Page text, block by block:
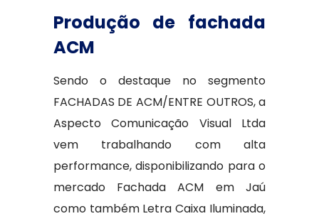
Produção de fachada
ACM
Sendo o destaque no segmento
FACHADAS DE ACM/ENTRE OUTROS, a
Aspecto Comunicação Visual Ltda
vem trabalhando com alta
performance, disponibilizando para o
mercado Fachada ACM em Jaú
como também Letra Caixa Iluminada,